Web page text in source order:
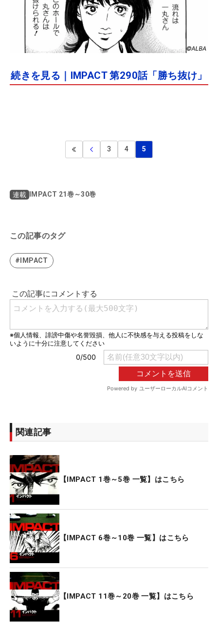
続きを見る｜IMPACT 第290話「勝ち抜け」
3 4 5
連載 IMPACT 21巻～30巻
この記事のタグ
#IMPACT
関連記事
【IMPACT 1巻～5巻 一覧】はこちら
【IMPACT 6巻～10巻 一覧】はこちら
【IMPACT 11巻～20巻 一覧】はこちら